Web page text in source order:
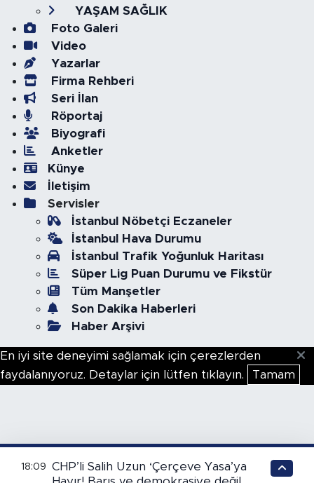
YAŞAM SAĞLIK
Foto Galeri
Video
Yazarlar
Firma Rehberi
Seri İlan
Röportaj
Biyografi
Anketler
Künye
İletişim
Servisler
İstanbul Nöbetçi Eczaneler
İstanbul Hava Durumu
İstanbul Trafik Yoğunluk Haritası
Süper Lig Puan Durumu ve Fikstür
Tüm Manşetler
Son Dakika Haberleri
Haber Arşivi
En iyi site deneyimi sağlamak için çerezlerden
faydalanıyoruz. Detaylar için lütfen tıklayın.
Tamam
18:09
CHP’li Salih Uzun ‘Çerçeve Yasa’ya